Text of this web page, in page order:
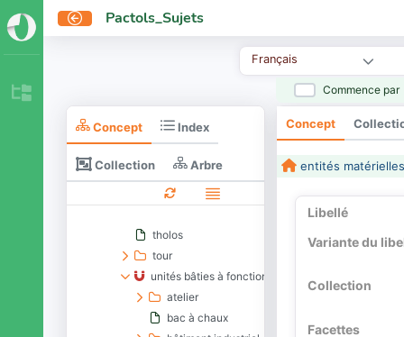
Pactols_Sujets
Français
Commence par
Concept Index
Collection Arbre
rampe
souterrain
structure annexe
structure de type Passy
talus
tholos
tour
unités bâties à fonction de production
atelier
bac à chaux
Concept
entités matérielles
Libellé
Variante du
Collection
Facettes